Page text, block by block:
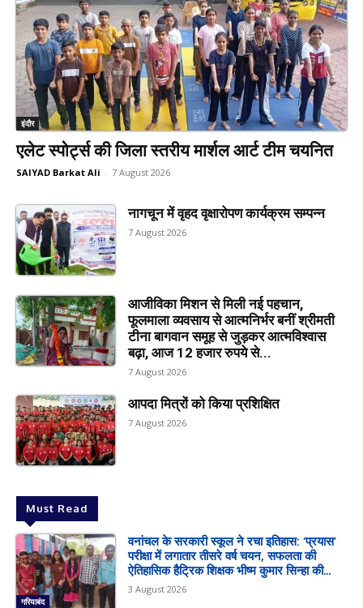
इंदौर
एलेट स्पोर्ट्स की जिला स्तरीय मार्शल आर्ट टीम चयनित
SAIYAD Barkat Ali - 7 August 2026
नागचून में वृहद वृक्षारोपण कार्यक्रम सम्पन्न
7 August 2026
आजीविका मिशन से मिली नई पहचान,
फूलमाला व्यवसाय से आत्मनिर्भर बनीं श्रीमती
टीना बागवान समूह से जुड़कर आत्मविश्वास
बढ़ा, आज 12 हजार रुपये से...
7 August 2026
आपदा मित्रों को किया प्रशिक्षित
7 August 2026
Must Read
गरियाबंद
वनांचल के सरकारी स्कूल ने रचा इतिहास: ‘प्रयास’
परीक्षा में लगातार तीसरे वर्ष चयन, सफलता की
ऐतिहासिक हैट्रिक शिक्षक भीष्म कुमार सिन्हा की...
3 August 2026